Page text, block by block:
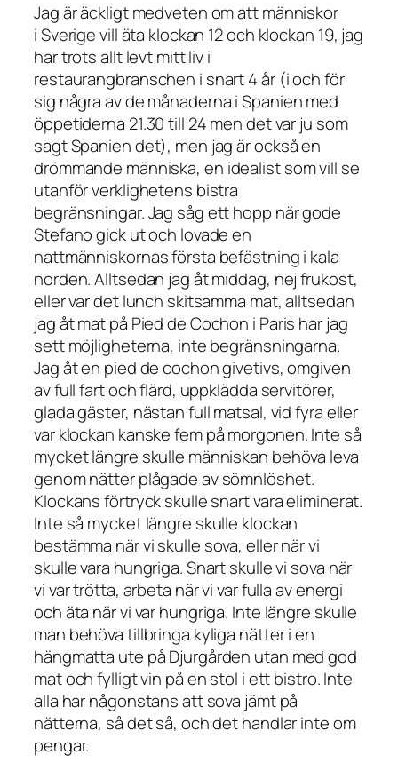
Jag är äckligt medveten om att människor
i Sverige vill äta klockan 12 och klockan 19, jag
har trots allt levt mitt liv i
restaurangbranschen i snart 4 år (i och för
sig några av de månaderna i Spanien med
öppetiderna 21.30 till 24 men det var ju som
sagt Spanien det), men jag är också en
drömmande människa, en idealist som vill se
utanför verklighetens bistra
begränsningar. Jag såg ett hopp när gode
Stefano gick ut och lovade en
nattmänniskornas första befästning i kala
norden. Alltsedan jag åt middag, nej frukost,
eller var det lunch skitsamma mat, alltsedan
jag åt mat på Pied de Cochon i Paris har jag
sett möjligheterna, inte begränsningarna.
Jag åt en pied de cochon givetivs, omgiven
av full fart och flärd, uppklädda servitörer,
glada gäster, nästan full matsal, vid fyra eller
var klockan kanske fem på morgonen. Inte så
mycket längre skulle människan behöva leva
genom nätter plågade av sömnlöshet.
Klockans förtryck skulle snart vara eliminerat.
Inte så mycket längre skulle klockan
bestämma när vi skulle sova, eller när vi
skulle vara hungriga. Snart skulle vi sova när
vi var trötta, arbeta när vi var fulla av energi
och äta när vi var hungriga. Inte längre skulle
man behöva tillbringa kyliga nätter i en
hängmatta ute på Djurgården utan med god
mat och fylligt vin på en stol i ett bistro. Inte
alla har någonstans att sova jämt på
nätterna, så det så, och det handlar inte om
pengar.